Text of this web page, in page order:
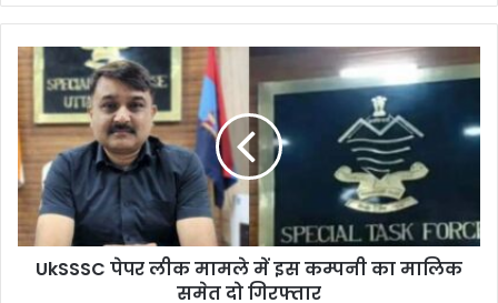
UkSSSC
पेपर
मामले
में
इस
कम्पनी
मालिक
समेतUkSSSC पेपर लीक मामले में इस कम्पनी का मालिक
समेत दो गिरफ्तार